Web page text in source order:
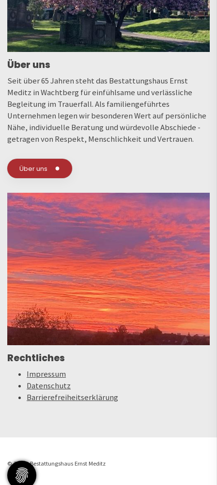
Über uns
Seit über 65 Jahren steht das Bestattungshaus Ernst
Meditz in Wachtberg für einfühlsame und verlässliche
Begleitung im Trauerfall. Als familiengeführtes
Unternehmen legen wir besonderen Wert auf persönliche
Nähe, individuelle Beratung und würdevolle Abschiede -
getragen von Respekt, Menschlichkeit und Vertrauen.
Über uns
Rechtliches
Impressum
Datenschutz
Barrierefreiheitserklärung
© 2026 - Bestattungshaus Ernst Meditz